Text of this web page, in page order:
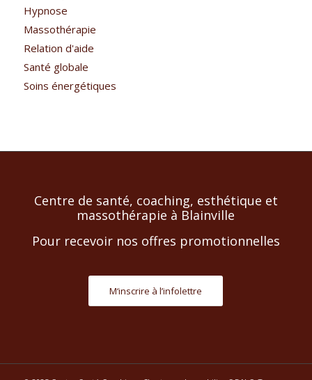
Hypnose
Massothérapie
Relation d'aide
Santé globale
Soins énergétiques
Centre de santé, coaching, esthétique et
massothérapie à Blainville
Pour recevoir nos offres promotionnelles
M‘inscrire à l’infolettre